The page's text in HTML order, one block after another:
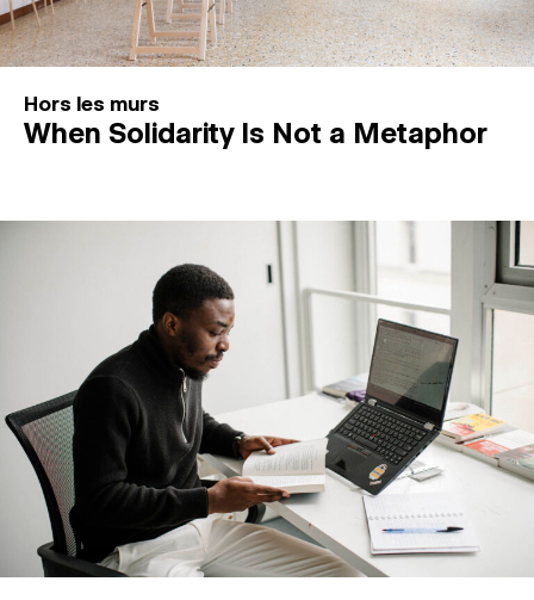
Hors les murs
When Solidarity Is Not a Metaphor